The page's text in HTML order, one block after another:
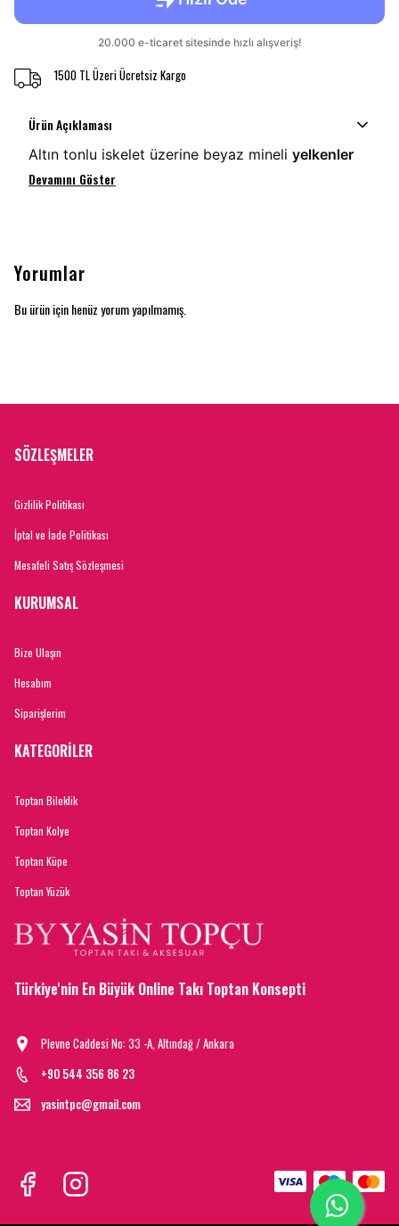
1500 TL Üzeri Ücretsiz Kargo
Ürün Açıklaması
Altın tonlu iskelet üzerine beyaz mineli yelkenler
Devamını Göster
Yorumlar
Bu ürün için henüz yorum yapılmamış.
SÖZLEŞMELER
Gizlilik Politikası
İptal ve İade Politikası
Mesafeli Satış Sözleşmesi
KURUMSAL
Bize Ulaşın
Hesabım
Siparişlerim
KATEGORİLER
Toptan Bileklik
Toptan Kolye
Toptan Küpe
Toptan Yüzük
Türkiye'nin En Büyük Online Takı Toptan Konsepti
Plevne Caddesi No: 33 -A, Altındağ / Ankara
+90 544 356 86 23
yasintpc@gmail.com